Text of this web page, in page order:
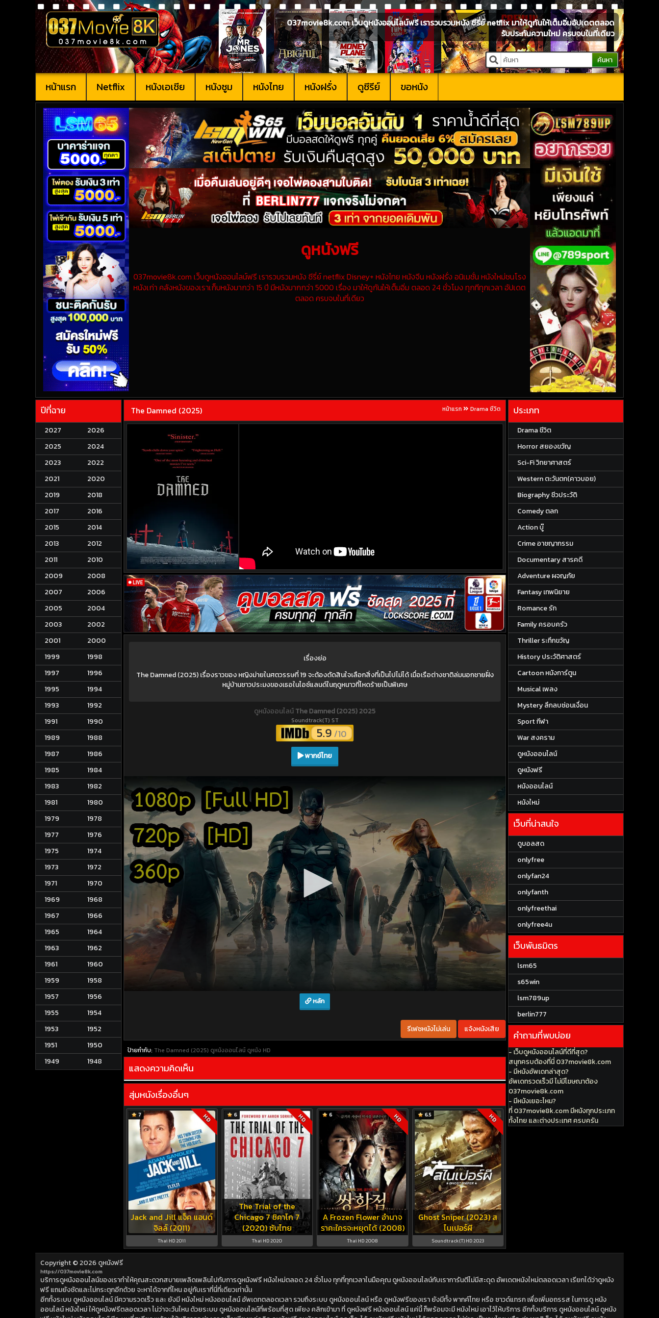
037movie8k.com เว็บดูหนังออนไลน์ฟรี เรารวบรวมหนัง ซีรี่ย์ netflix มาให้ดูกันให้เต็มอิ่มอัปเดตตลอด
รับประกันความใหม่ ครบจบในที่เดียว
ค้นหา
หน้าแรก Netflix หนังเอเชีย หนังซูม หนังไทย หนังฝรั่ง ดูซีรีย์ ขอหนัง
ดูหนังฟรี
037movie8k.com เว็บดูหนังออนไลน์ฟรี เรารวบรวมหนัง ซีรี่ย์ netflix Disney+ หนังไทย หนังจีน หนังฝรั่ง อนิเมชั่น หนังใหม่ชนโรง
หนังเก่า คลังหนังของเราเก็บหนังมากว่า 15 ปี มีหนังมากกว่า 5000 เรื่อง มาให้ดูกันให้เต็มอิ่ม ตลอด 24 ชั่วโมง ทุกทีทุกเวลา อัปเดต
ตลอด ครบจบในที่เดียว
ปีที่ฉาย
2027
2026
2025
2024
2023
2022
2021
2020
2019
2018
2017
2016
2015
2014
2013
2012
2011
2010
2009
2008
2007
2006
2005
2004
2003
2002
2001
2000
1999
1998
1997
1996
1995
1994
1993
1992
1991
1990
1989
1988
1987
1986
1985
1984
1983
1982
1981
1980
1979
1978
1977
1976
1975
1974
1973
1972
1971
1970
1969
1968
1967
1966
1965
1964
1963
1962
1961
1960
1959
1958
1957
1956
1955
1954
1953
1952
1951
1950
1949
1948
The Damned (2025) หน้าแรก Drama ชีวิต
เรื่องย่อ
The Damned (2025) เรื่องราวของ หญิงม่ายในศตวรรษที่ 19 จะต้องตัดสินใจเลือกสิ่งที่เป็นไปไม่ได้ เมื่อเรือต่างชาติล่มนอกชายฝั่ง
หมู่บ้านชาวประมงของเธอในไอซ์แลนด์ในฤดูหนาวที่โหดร้ายเป็นพิเศษ
ดูหนังออนไลน์The Damned (2025) 2025
Soundtrack(T) ST
5.9 /10
พากย์ไทย
หลัก
รีเฟชหนังไม่เล่น แจ้งหนังเสีย
ป้ายกำกับ: The Damned (2025) ดูหนังออนไลน์ ดูหนัง HD
แสดงความคิดเห็น
สุ่มหนังเรื่องอื่นๆ
Jack and Jill แจ็ค แอนด์
จิลล์ (2011)
7 HD
Thai HD 2011
The Trial of the
Chicago 7 ชิคาโก 7
(2020) ซับไทย
6 HD
Thai HD 2020
A Frozen Flower อำนาจ
ราคะใครจะหยุดได้ (2008)
6 HD
Thai HD 2008
Ghost Sniper (2023) ส
ไนเปอร์ผี
6.5 HD
Soundtrack(T) HD 2023
ประเภท
Drama ชีวิต
Horror สยองขวัญ
Sci-Fi วิทยาศาสตร์
Western ตะวันตก(คาวบอย)
Biography ชีวประวัติ
Comedy ตลก
Action บู๊
Crime อาชญากรรม
Documentary สารคดี
Adventure ผจญภัย
Fantasy เทพนิยาย
Romance รัก
Family ครอบครัว
Thriller ระทึกขวัญ
History ประวัติศาสตร์
Cartoon หนังการ์ตูน
Musical เพลง
Mystery ลึกลบซ่อนเงื่อน
Sport กีฬา
War สงคราม
ดูหนังออนไลน์
ดูหนังฟรี
หนังออนไลน์
หนังใหม่
เว็บที่น่าสนใจ
ดูบอลสด
onlyfree
onlyfan24
onlyfanth
onlyfreethai
onlyfree4u
เว็บพันธมิตร
lsm65
s65win
lsm789up
berlin777
คำถามที่พบบ่อย
- เว็บดูหนังออนไลน์ที่ดีที่สุด?
สนุกครบต้องที่นี่ 037movie8k.com
- มีหนังอัพเดทล่าสุด?
อัพเดทรวดเร็วมี ไม่มีโฆษณาต้อง
037movie8k.com
- มีหนังเยอะไหม?
ที่ 037movie8k.com มีหนังทุกประเภท
ทั้งไทย และต่างประเทศ ครบครัน
Copyright © 2026 ดูหนังฟรี
https://037movie8k.com
บริการดูหนังออนไลน์ของเราทำให้คุณสะดวกสบายเพลิดเพลินไปกับการดูหนังฟรี หนังใหม่ตลอด 24 ชั่วโมง ทุกที่ทุกเวลาในมือคุณ ดูหนังออนไลน์กับเราการันตีไม่มีสะดุด อัพเดตหนังใหม่ตลอดเวลา เรียกได้ว่าดูหนัง
ฟรี แถมยังชัดและไม่กระตุกอีกด้วย จะหาได้จากที่ไหน อยู่กับเราที่นี่ที่เดียวเท่านั้น
อีกทั้งระบบ ดูหนังออนไลน์ มีความรวดเร็ว และ ยังมี หนังใหม่ หนังออนไลน์ อัพเดทตลอดเวลา รวมถึงระบบ ดูหนังออนไลน์ หรือ ดูหนังฟรีของเรา ยังมีทั้ง พากค์ไทย หรือ ซาวด์แทรก เพื่อเพิ่มอถรรส ในการดู หนัง
ออนไลน์ หนังใหม่ ให้ดูหนังฟรีตลอดเวลา ไม่ว่าจะวันไหน ด้วยระบบ ดูหนังออนไลน์ที่พร้อมที่สุด เพียง คลิกเข้ามา ที่ ดูหนังฟรี หนังออนไลน์ แค่นี้ ก็พร้อมจะมี หนังใหม่ เอาไว้ให้บริการ อีกทั้งบริการ ดูหนังออนไลน์ ดูหนัง